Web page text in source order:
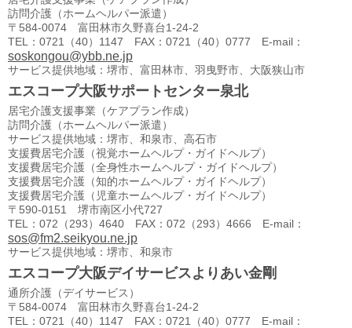
訪問介護（ホームヘルパー派遣）
〒584-0074 富田林市久野喜台1-24-2
TEL：0721（40）1147 FAX：0721（40）0777 E-mail：
soskongou@ybb.ne.jp
サービス提供地域：堺市、富田林市、羽曳野市、大阪狭山市
エスコープ大阪サポートセンター泉北
居宅介護支援事業（ケアプラン作成）
訪問介護（ホームヘルパー派遣）
サービス提供地域：堺市、和泉市、高石市
支援費居宅介護（視覚ホームヘルプ・ガイドヘルプ）
支援費居宅介護（全身性ホームヘルプ・ガイドヘルプ）
支援費居宅介護（知的ホームヘルプ・ガイドヘルプ）
支援費居宅介護（児童ホームヘルプ・ガイドヘルプ）
〒590-0151 堺市南区小代727
TEL：072（293）4640 FAX：072（293）4666 E-mail：
sos@fm2.seikyou.ne.jp
サービス提供地域：堺市、和泉市
エスコープ大阪デイサービスよりあい金剛
通所介護（デイサービス）
〒584-0074 富田林市久野喜台1-24-2
TEL：0721（40）1147 FAX：0721（40）0777 E-mail：